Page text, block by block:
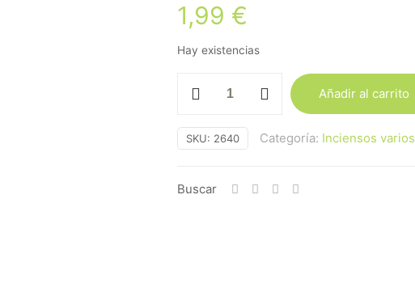
1,99 €
Hay existencias
Tulasi
Rosas
-
cantidad
Añadir al carrito
SKU: 2640 Categoría: Inciensos varios
Buscar